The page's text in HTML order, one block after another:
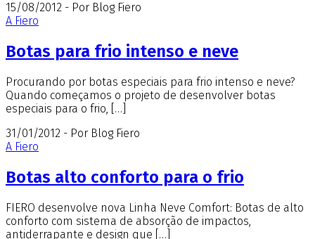
15/08/2012 - Por Blog Fiero
A Fiero
Botas para frio intenso e neve
Procurando por botas especiais para frio intenso e neve?
Quando começamos o projeto de desenvolver botas
especiais para o frio, […]
31/01/2012 - Por Blog Fiero
A Fiero
Botas alto conforto para o frio
FIERO desenvolve nova Linha Neve Comfort: Botas de alto
conforto com sistema de absorção de impactos,
antiderrapante e design que […]